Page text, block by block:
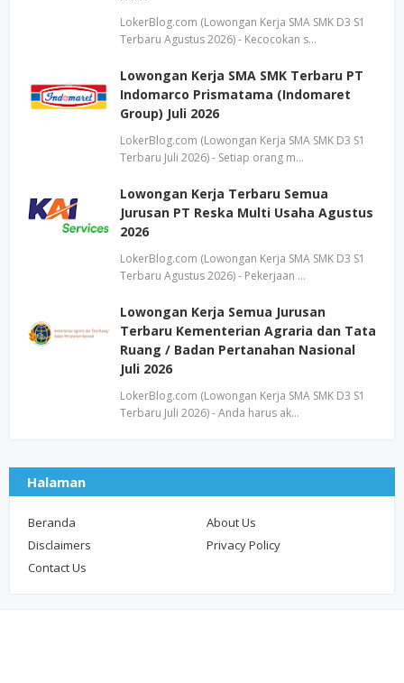
LokerBlog.com (Lowongan Kerja SMA SMK D3 S1
Terbaru Agustus 2026) - Kecocokan s…
Lowongan Kerja SMA SMK Terbaru PT
Indomarco Prismatama (Indomaret
Group) Juli 2026
LokerBlog.com (Lowongan Kerja SMA SMK D3 S1
Terbaru Juli 2026) - Setiap orang m…
Lowongan Kerja Terbaru Semua
Jurusan PT Reska Multi Usaha Agustus
2026
LokerBlog.com (Lowongan Kerja SMA SMK D3 S1
Terbaru Agustus 2026) - Pekerjaan …
Lowongan Kerja Semua Jurusan
Terbaru Kementerian Agraria dan Tata
Ruang / Badan Pertanahan Nasional
Juli 2026
LokerBlog.com (Lowongan Kerja SMA SMK D3 S1
Terbaru Juli 2026) - Anda harus ak…
Halaman
Beranda
About Us
Disclaimers
Privacy Policy
Contact Us